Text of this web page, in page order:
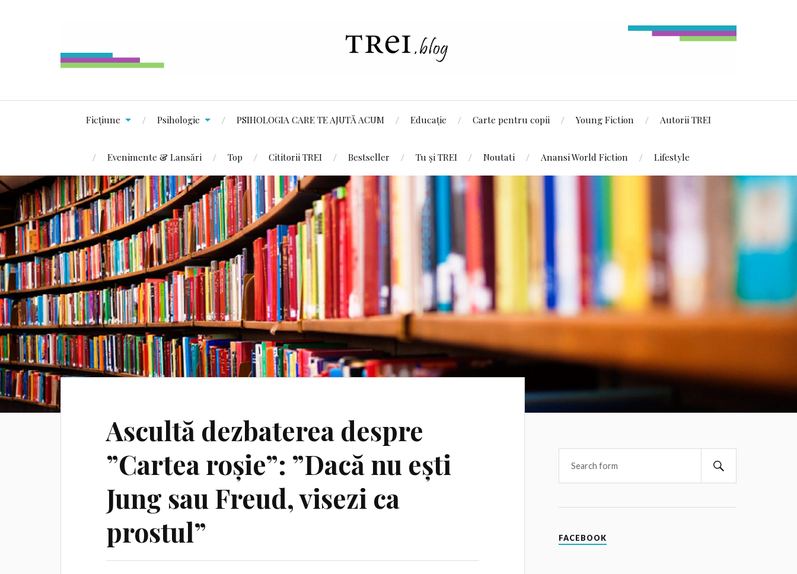
Ficțiune Psihologie PSIHOLOGIA CARE TE AJUTĂ ACUM Educație Carte pentru copii Young Fiction Autorii TREI
Evenimente & Lansări Top Cititorii TREI Bestseller Tu și TREI Noutati Anansi World Fiction Lifestyle
Ascultă dezbaterea despre
”Cartea roșie”: ”Dacă nu ești
Jung sau Freud, visezi ca
prostul”
FACEBOOK